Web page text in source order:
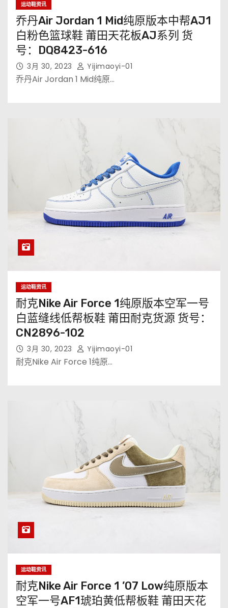
运动鞋资讯
乔丹Air Jordan 1 Mid纯原版本中帮AJ1
白粉色篮球鞋 莆田天花板AJ系列 货
号：DQ8423-616
3月 30, 2023 Yijimaoyi-01
乔丹Air Jordan 1 Mid纯原…
运动鞋资讯
耐克Nike Air Force 1纯原版本空军一号
白蓝缝线低帮板鞋 莆田耐克货源 货号：
CN2896-102
3月 30, 2023 Yijimaoyi-01
耐克Nike Air Force 1纯原…
运动鞋资讯
耐克Nike Air Force 1 ’07 Low纯原版本
空军一号AF1琥珀黄低帮板鞋 莆田天花